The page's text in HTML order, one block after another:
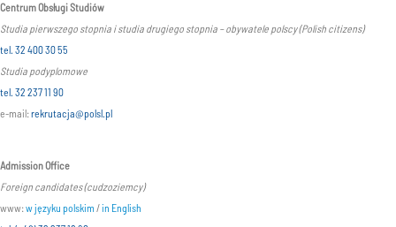
Centrum Obsługi Studiów
Studia pierwszego stopnia i studia drugiego stopnia – obywatele polscy (Polish citizens)
tel. 32 400 30 55
Studia podyplomowe
tel. 32 237 11 90
e-mail:rekrutacja@polsl.pl
Admission Office
Foreign candidates (cudzoziemcy)
www:w języku polskim /in English